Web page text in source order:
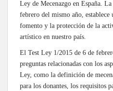
Ley de Mecenazgo en España.
febrero del mismo año, establece
fomento y la protección de la
artístico en nuestro país.
El Test Ley 1/2015 de 6 de
preguntas relacionadas con los
Ley, como la definición de
para los donantes, los requisitos